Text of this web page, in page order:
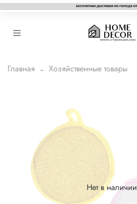
Главная Хозяйственные товары
Нет в наличии